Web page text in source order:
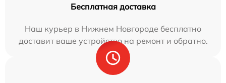
Бесплатная доставка
Наш курьер в Нижнем Новгороде бесплатно
доставит ваше устройство на ремонт и обратно.